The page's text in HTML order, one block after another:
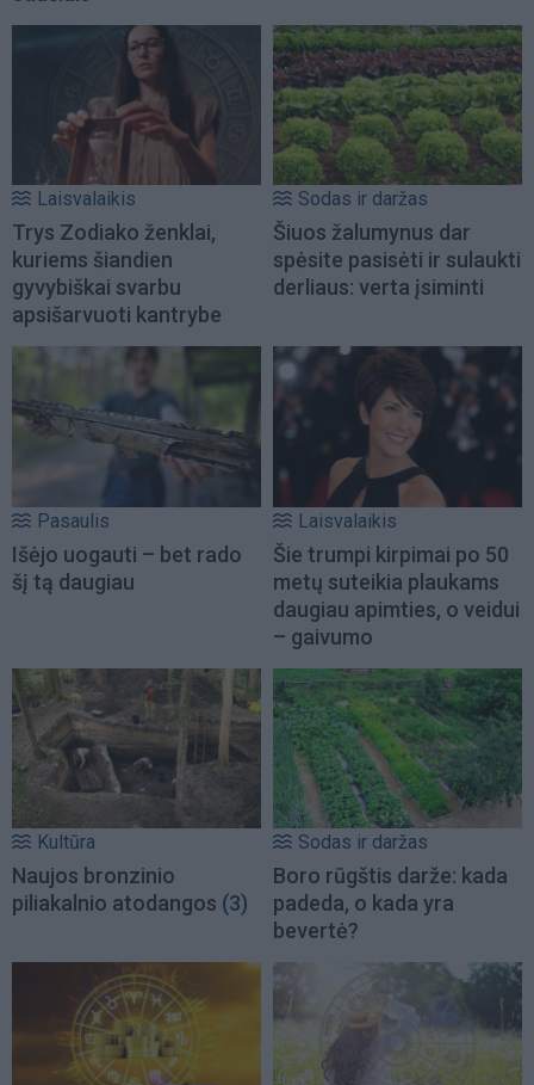
Laisvalaikis
Trys Zodiako ženklai,
kuriems šiandien
gyvybiškai svarbu
apsišarvuoti kantrybe
Sodas ir daržas
Šiuos žalumynus dar
spėsite pasisėti ir sulaukti
derliaus: verta įsiminti
Pasaulis
Išėjo uogauti – bet rado
šį tą daugiau
Laisvalaikis
Šie trumpi kirpimai po 50
metų suteikia plaukams
daugiau apimties, o veidui
– gaivumo
Kultūra
Naujos bronzinio
piliakalnio atodangos (3)
Sodas ir daržas
Boro rūgštis darže: kada
padeda, o kada yra
bevertė?